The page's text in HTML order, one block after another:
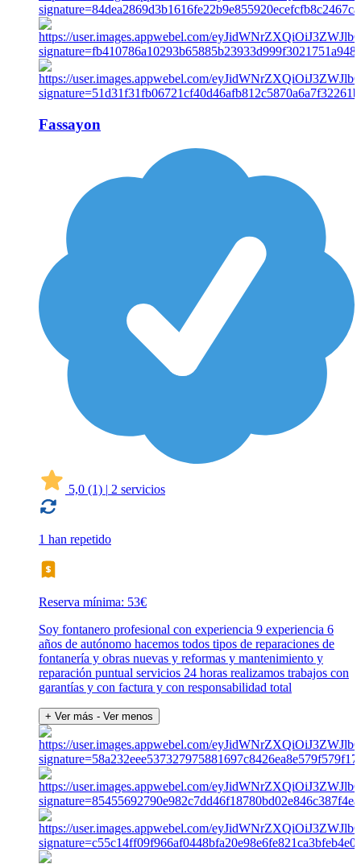
Fassayon
5,0 (1) | 2 servicios
1 han repetido
Reserva mínima: 53€
Soy fontanero profesional con experiencia 9 experiencia 6
años de autónomo hacemos todos tipos de reparaciones de
fontanería y obras nuevas y reformas y mantenimiento y
reparación puntual servicios 24 horas realizamos trabajos con
garantías y con factura y con responsabilidad total
+ Ver más - Ver menos